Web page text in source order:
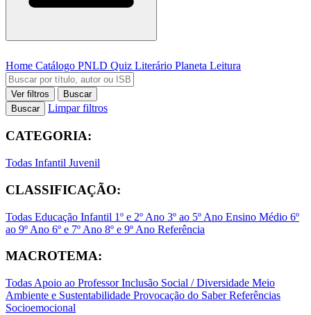
Home Catálogo PNLD Quiz Literário Planeta Leitura
Ver filtros
Buscar
Buscar
Limpar filtros
CATEGORIA:
Todas Infantil Juvenil
CLASSIFICAÇÃO:
Todas Educação Infantil 1º e 2º Ano 3º ao 5º Ano Ensino Médio 6º
ao 9º Ano 6º e 7º Ano 8º e 9º Ano Referência
MACROTEMA:
Todas Apoio ao ProfessorInclusão Social / Diversidade Meio
Ambiente e Sustentabilidade Provocação do SaberReferências
Socioemocional